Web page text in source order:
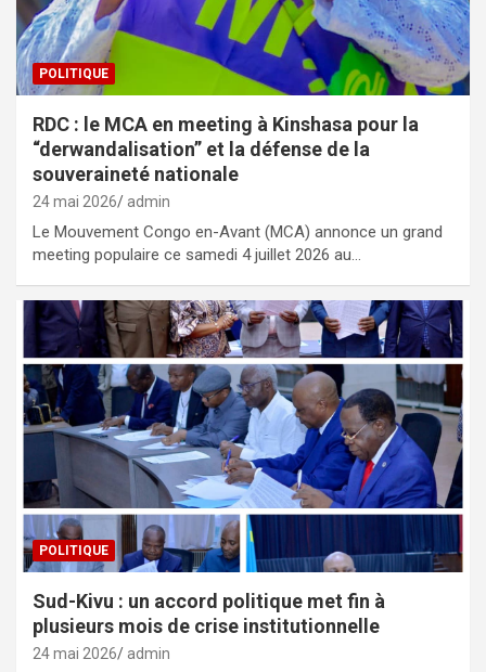
POLITIQUE
RDC : le MCA en meeting à Kinshasa pour la
“derwandalisation” et la défense de la
souveraineté nationale
24 mai 2026 admin
Le Mouvement Congo en-Avant (MCA) annonce un grand
meeting populaire ce samedi 4 juillet 2026 au…
POLITIQUE
Sud-Kivu : un accord politique met fin à
plusieurs mois de crise institutionnelle
24 mai 2026 admin